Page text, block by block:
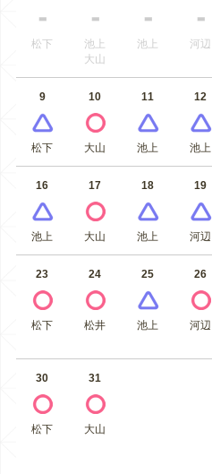
松下
池上
大山
池上 河辺
9
松下
10
大山
11
池上
12
池上
16
池上
17
大山
18
池上
19
河辺
23
松下
24
松井
25
池上
26
河辺
30
松下
31
大山